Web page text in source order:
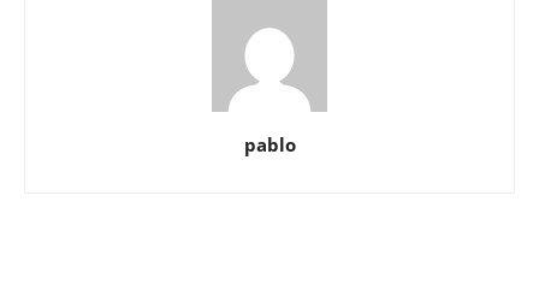
pablo